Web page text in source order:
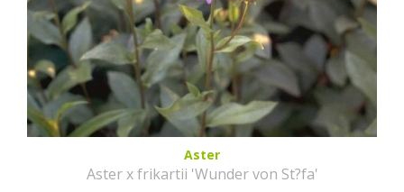
Aster
Aster x frikartii 'Wunder von St?fa'